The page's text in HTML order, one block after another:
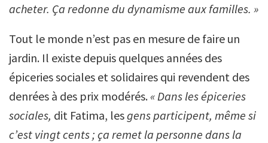
acheter. Ça redonne du dynamisme aux familles. »
Tout le monde n’est pas en mesure de faire un
jardin. Il existe depuis quelques années des
épiceries sociales et solidaires qui revendent des
denrées à des prix modérés. «Dans les épiceries
sociales, dit Fatima, lesgens participent, même si
c’est vingt cents ; ça remet la personne dans la